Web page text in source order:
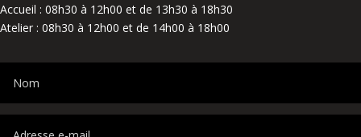
Accueil : 08h30 à 12h00 et de 13h30 à 18h30
Atelier : 08h30 à 12h00 et de 14h00 à 18h00